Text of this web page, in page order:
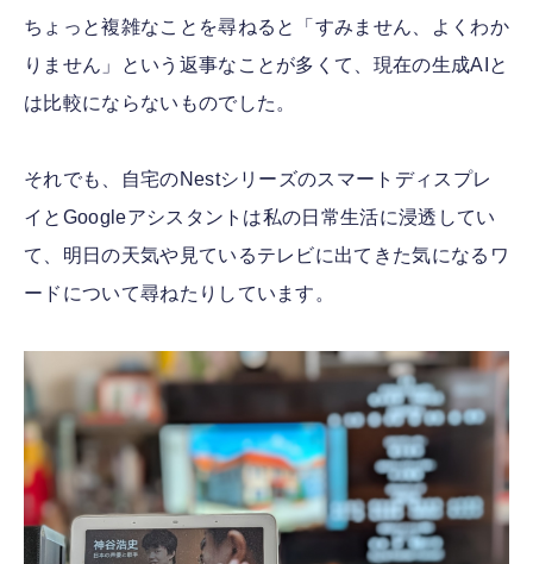
ちょっと複雑なことを尋ねると「すみません、よくわか
りません」という返事なことが多くて、現在の生成AIと
は比較にならないものでした。
それでも、自宅のNestシリーズのスマートディスプレ
イとGoogleアシスタントは私の日常生活に浸透してい
て、明日の天気や見ているテレビに出てきた気になるワ
ードについて尋ねたりしています。